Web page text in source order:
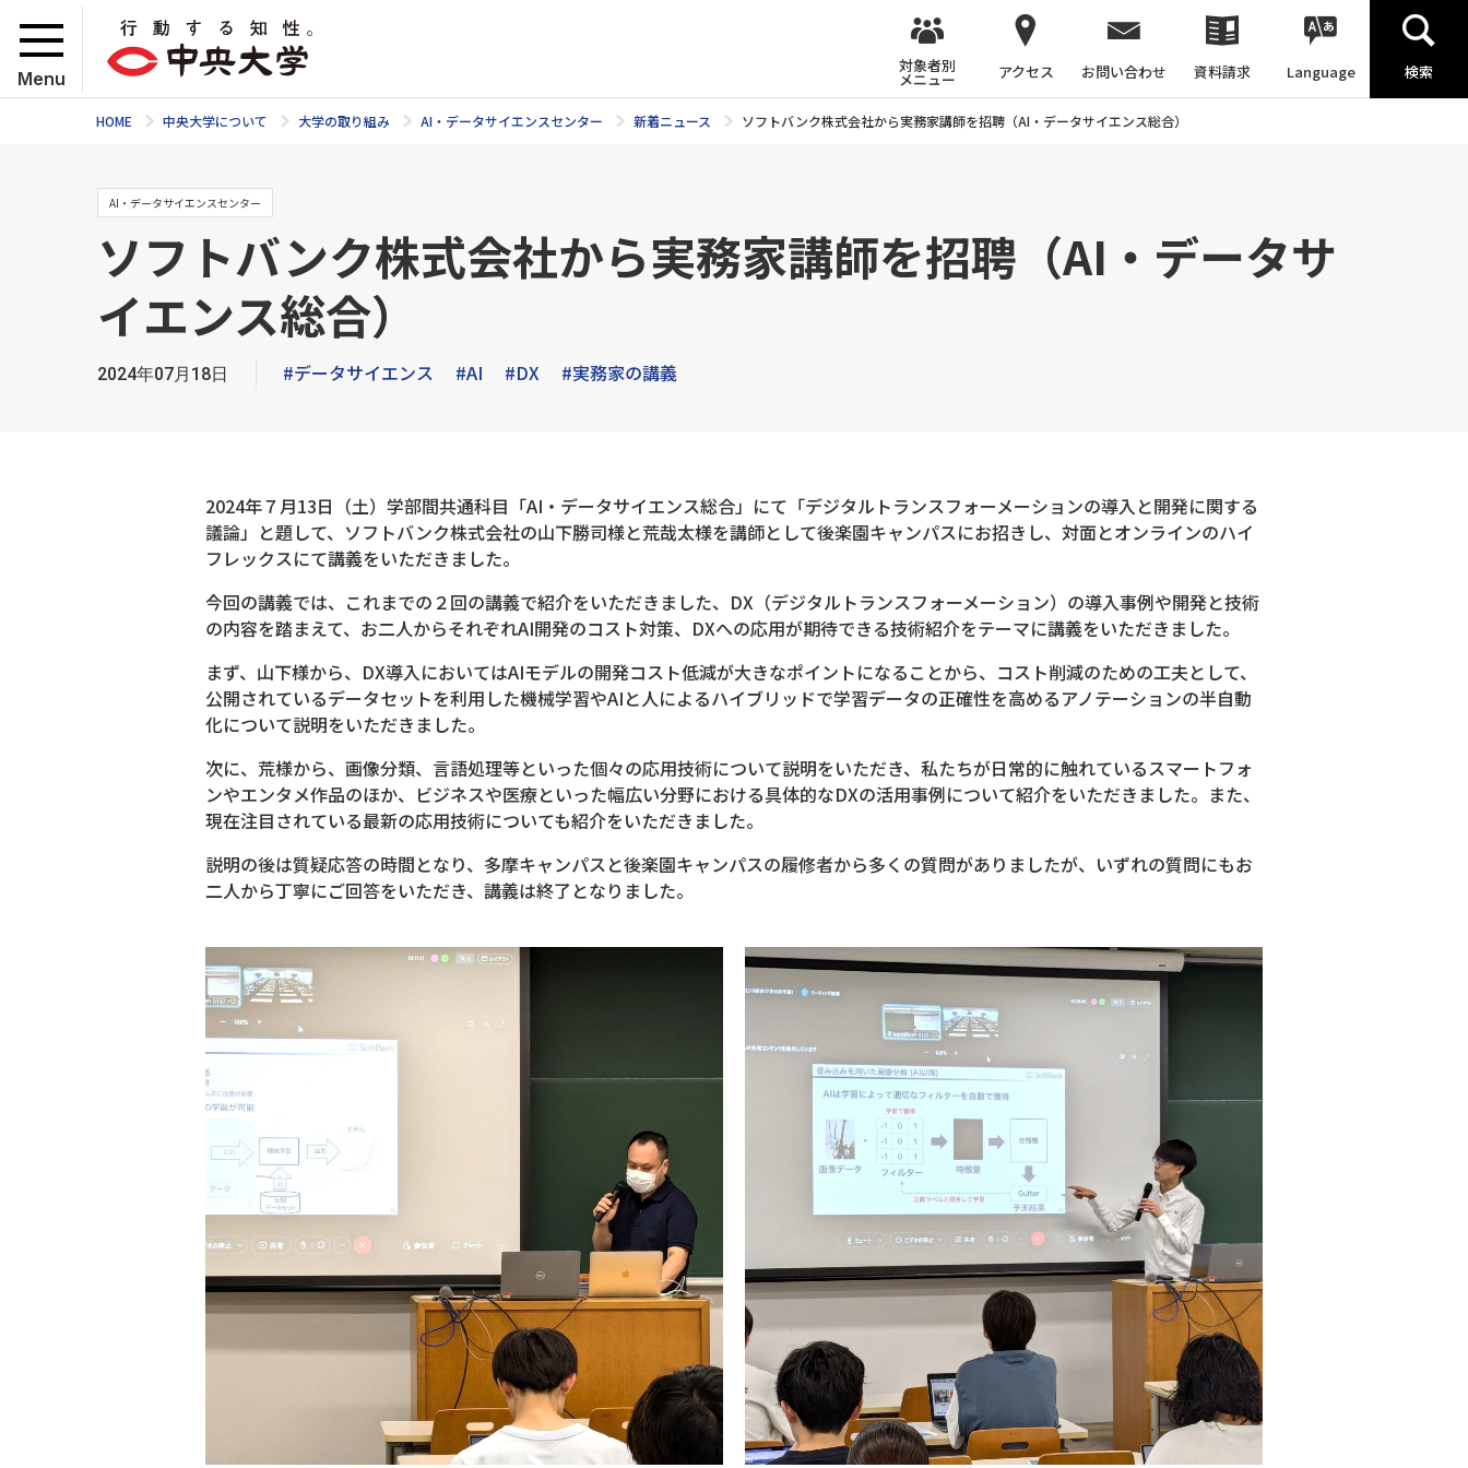
Menu
対象者別
メニュー アクセス お問い合わせ 資料請求 Language 検索
HOME 中央大学について 大学の取り組み AI・データサイエンスセンター 新着ニュース ソフトバンク株式会社から実務家講師を招聘（AI・データサイエンス総合）
AI・データサイエンスセンター
ソフトバンク株式会社から実務家講師を招聘（AI・データサ
イエンス総合）
2024年07月18日 #データサイエンス #AI #DX #実務家の講義
2024年７月13日（土）学部間共通科目「AI・データサイエンス総合」にて「デジタルトランスフォーメーションの導入と開発に関する
議論」と題して、ソフトバンク株式会社の山下勝司様と荒哉太様を講師として後楽園キャンパスにお招きし、対面とオンラインのハイ
フレックスにて講義をいただきました。
今回の講義では、これまでの２回の講義で紹介をいただきました、DX（デジタルトランスフォーメーション）の導入事例や開発と技術
の内容を踏まえて、お二人からそれぞれAI開発のコスト対策、DXへの応用が期待できる技術紹介をテーマに講義をいただきました。
まず、山下様から、DX導入においてはAIモデルの開発コスト低減が大きなポイントになることから、コスト削減のための工夫として、
公開されているデータセットを利用した機械学習やAIと人によるハイブリッドで学習データの正確性を高めるアノテーションの半自動
化について説明をいただきました。
次に、荒様から、画像分類、言語処理等といった個々の応用技術について説明をいただき、私たちが日常的に触れているスマートフォ
ンやエンタメ作品のほか、ビジネスや医療といった幅広い分野における具体的なDXの活用事例について紹介をいただきました。また、
現在注目されている最新の応用技術についても紹介をいただきました。
説明の後は質疑応答の時間となり、多摩キャンパスと後楽園キャンパスの履修者から多くの質問がありましたが、いずれの質問にもお
二人から丁寧にご回答をいただき、講義は終了となりました。